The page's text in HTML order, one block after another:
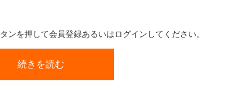
ンを押して会員登録あるいはログインしてください。
続きを読む